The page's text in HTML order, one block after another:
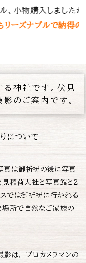
術の素晴らしさを実感
ていただき、ありがと
神社です。伏見
のご案内です。
について
真は御祈祷の後に写真
見稲荷大社と写真館と2
スでは御祈祷に行かれる
場所で自然なご家族の
影は、 プロカメラマンの